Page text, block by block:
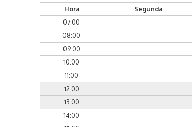
Hora Segunda
07:00
08:00
09:00
10:00
11:00
12:00
13:00
14:00